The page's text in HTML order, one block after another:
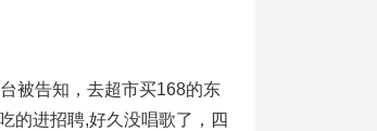
被告知，去超市买168的东
的进招聘,好久没唱歌了，四